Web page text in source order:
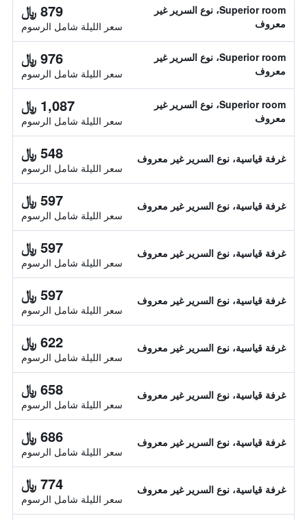
Superior room، نوع السرير غير
معروف
879 ﷼
سعر الليلة شامل الرسوم
Superior room، نوع السرير غير
معروف
976 ﷼
سعر الليلة شامل الرسوم
Superior room، نوع السرير غير
معروف
1,087 ﷼
سعر الليلة شامل الرسوم
غرفة قياسية، نوع السرير غير معروف 548 ﷼
سعر الليلة شامل الرسوم
غرفة قياسية، نوع السرير غير معروف 597 ﷼
سعر الليلة شامل الرسوم
غرفة قياسية، نوع السرير غير معروف 597 ﷼
سعر الليلة شامل الرسوم
غرفة قياسية، نوع السرير غير معروف 597 ﷼
سعر الليلة شامل الرسوم
غرفة قياسية، نوع السرير غير معروف 622 ﷼
سعر الليلة شامل الرسوم
غرفة قياسية، نوع السرير غير معروف 658 ﷼
سعر الليلة شامل الرسوم
غرفة قياسية، نوع السرير غير معروف 686 ﷼
سعر الليلة شامل الرسوم
غرفة قياسية، نوع السرير غير معروف 774 ﷼
سعر الليلة شامل الرسوم